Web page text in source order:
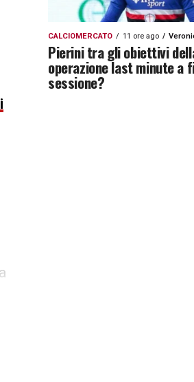
CALCIOMERCATO 11 ore ago
Pierini tra gli obiettivi
operazione last minute a
sessione?